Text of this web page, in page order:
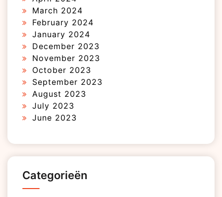
March 2024
February 2024
January 2024
December 2023
November 2023
October 2023
September 2023
August 2023
July 2023
June 2023
Categorieën